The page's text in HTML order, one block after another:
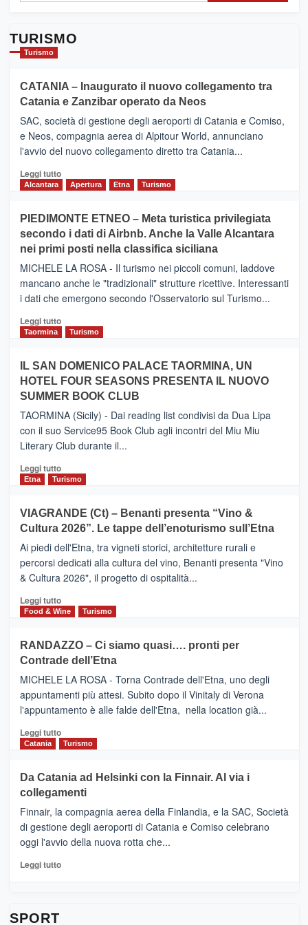
TURISMO
Turismo
CATANIA – Inaugurato il nuovo collegamento tra
Catania e Zanzibar operato da Neos
SAC, società di gestione degli aeroporti di Catania e Comiso,
e Neos, compagnia aerea di Alpitour World, annunciano
l'avvio del nuovo collegamento diretto tra Catania...
Leggi tuttoLeggi
CATANIA
–
Inaugurato
il
nuovo
collegamento
tra
e
Zanzibar
da
Neos
Alcantara Apertura Etna Turismo
PIEDIMONTE ETNEO – Meta turistica privilegiata
secondo i dati di Airbnb. Anche la Valle Alcantara
nei primi posti nella classifica siciliana
MICHELE LA ROSA - Il turismo nei piccoli comuni, laddove
mancano anche le "tradizionali" strutture ricettive. Interessanti
i dati che emergono secondo l'Osservatorio sul Turismo...
Leggi tuttoLeggi
PIEDIMONTE
ETNEO
–
Meta
turistica
privilegiata
secondo
dati
di
Anche
la
Alcantara
nei
primi
nella
classifica
Taormina Turismo
IL SAN DOMENICO PALACE TAORMINA, UN
HOTEL FOUR SEASONS PRESENTA IL NUOVO
SUMMER BOOK CLUB
TAORMINA (Sicily) - Dai reading list condivisi da Dua Lipa
con il suo Service95 Book Club agli incontri del Miu Miu
Literary Club durante il...
Leggi tuttoLeggi
di
IL
SAN
DOMENICO
PALACE
TAORMINA,
UN
HOTEL
FOUR
IL
NUOVO
SUMMER
CLUB
Etna Turismo
VIAGRANDE (Ct) – Benanti presenta “Vino &
Cultura 2026”. Le tappe dell’enoturismo sull’Etna
Ai piedi dell'Etna, tra vigneti storici, architetture rurali e
percorsi dedicati alla cultura del vino, Benanti presenta "Vino
& Cultura 2026", il progetto di ospitalità...
Leggi tuttoLeggi
di
VIAGRANDE
(Ct)
–
Benanti
presenta
“Vino
&
Cultura
tappe
dell’enoturismo
Food & Wine Turismo
RANDAZZO – Ci siamo quasi…. pronti per
Contrade dell’Etna
MICHELE LA ROSA - Torna Contrade dell'Etna, uno degli
appuntamenti più attesi. Subito dopo il Vinitaly di Verona
l'appuntamento è alle falde dell'Etna, nella location già...
Leggi tuttoLeggi
di
RANDAZZO
–
Ci
siamo
quasi….
pronti
per
Catania Turismo
Da Catania ad Helsinki con la Finnair. Al via i
collegamenti
Finnair, la compagnia aerea della Finlandia, e la SAC, Società
di gestione degli aeroporti di Catania e Comiso celebrano
oggi l'avvio della nuova rotta che...
Leggi tuttoLeggi
SPORT